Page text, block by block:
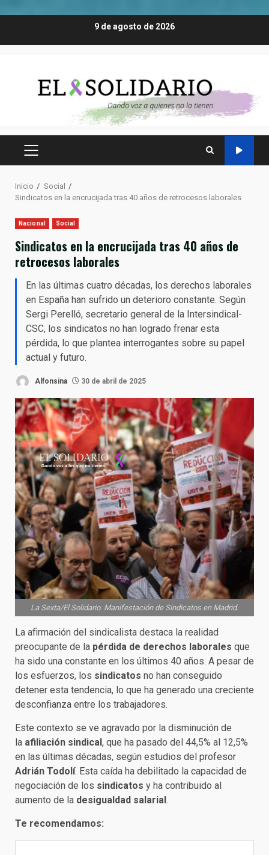
9 de agosto de 2026
MENÚ
Inicio
Social
Sindicatos en la encrucijada tras 40 años de retrocesos laborales
Nacional Social
Sindicatos en la encrucijada tras 40 años de
retrocesos laborales
En las últimas cuatro décadas, los derechos laborales
en España han sufrido un deterioro constante. Según
Sergi Perelló, secretario general de la Intersindical-
CSC, los sindicatos no han logrado frenar esta
pérdida, lo que plantea interrogantes sobre su papel
actual y futuro.
Alfonsina 30 de abril de 2025
La Sexta/El Solidario. Manifestación de Sindicatos en Madrid.
La afirmación del sindicalista destaca la realidad
preocupante de la pérdida de derechos laborales que
ha sido una constante en los últimos 40 años. A pesar de
los esfuerzos, los sindicatos no han conseguido
detener esta tendencia, lo que ha generado una creciente
desconfianza entre los trabajadores.​
Este contexto se ve agravado por la disminución de
la afiliación sindical, que ha pasado del 44,5% al 12,5%
en las últimas décadas, según estudios del profesor
Adrián Todolí. Esta caída ha debilitado la capacidad de
negociación de los sindicatos y ha contribuido al
aumento de la desigualdad salarial.​
Te recomendamos: